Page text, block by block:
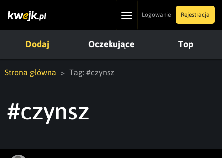
ToggleLogowanie Rejestracja
Dodaj Oczekujące Top
Strona główna Tag: #czynsz
#czynsz